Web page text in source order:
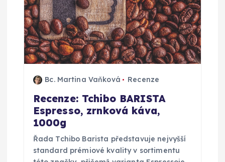
Bc. Martina Vaňková Recenze
Recenze: Tchibo BARISTA
Espresso, zrnková káva,
1000g
Řada Tchibo Barista představuje nejvyšší
standard prémiové kvality v sortimentu